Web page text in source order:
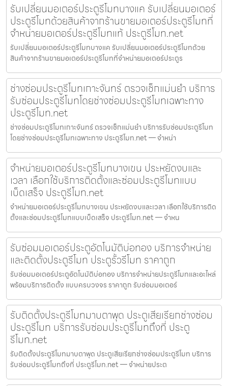
รับเปลี่ยนมอเตอร์ประตูรีโมทบางแค รับเปลี่ยนมอเตอร์
ประตูรีโมทด้วยสินค้าจากร้านขายมอเตอร์ประตูรีโมทที่
จำหน่ายมอเตอร์ประตูรีโมทแท้ ประตูรีโมท.net
รับเปลี่ยนมอเตอร์ประตูรีโมทบางแค รับเปลี่ยนมอเตอร์ประตูรีโมทด้วย
สินค้าจากร้านขายมอเตอร์ประตูรีโมทที่จำหน่ายมอเตอร์ประตูร
ช่างซ่อมประตูรีโมทเกาะจันทร์ ตรวจเช็กแม่นยำ บริการ
รับซ่อมประตูรีโมทโดยช่างซ่อมประตูรีโมทเฉพาะทาง
ประตูรีโมท.net
ช่างซ่อมประตูรีโมทเกาะจันทร์ ตรวจเช็กแม่นยำ บริการรับซ่อมประตูรีโมท
โดยช่างซ่อมประตูรีโมทเฉพาะทาง ประตูรีโมท.net — จำหน่า
จำหน่ายมอเตอร์ประตูรีโมทบางเขน ประหยัดงบและ
เวลา เลือกใช้บริการติดตั้งและซ่อมประตูรีโมทแบบ
เบ็ดเสร็จ ประตูรีโมท.net
จำหน่ายมอเตอร์ประตูรีโมทบางเขน ประหยัดงบและเวลา เลือกใช้บริการติด
ตั้งและซ่อมประตูรีโมทแบบเบ็ดเสร็จ ประตูรีโมท.net — จำหน
รับซ่อมมอเตอร์ประตูอัตโนมัติบ่อทอง บริการจำหน่าย
และติดตั้งประตูรีโมท ประตูรั้วรีโมท ราคาถูก
รับซ่อมมอเตอร์ประตูอัตโนมัติบ่อทอง บริการจำหน่ายประตูรีโมทและอะไหล่
พร้อมบริการติดตั้ง แบบครบวงจร ราคาถูก รับซ่อมมอเตอร์
รับติดตั้งประตูรีโมทมาบตาพุด ประตูเสียเรียกช่างซ่อม
ประตูรีโมท บริการรับซ่อมประตูรีโมทถึงที่ ประตู
รีโมท.net
รับติดตั้งประตูรีโมทมาบตาพุด ประตูเสียเรียกช่างซ่อมประตูรีโมท บริการ
รับซ่อมประตูรีโมทถึงที่ ประตูรีโมท.net — จำหน่ายประต